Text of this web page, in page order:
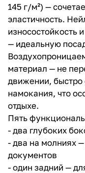
145 г/м²) —
эластичность.
износостойкость
— идеальную
материал — не
движении, быстро
намокания, что
отдыхе.
Пять
- два глубоких
- два на молниях
документов
- один задний —